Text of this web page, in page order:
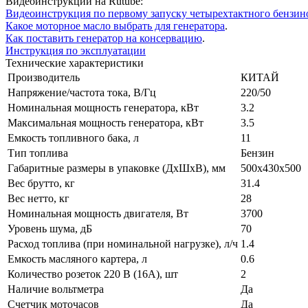
Видеоинструкция по первому запуску четырехтактного
Какое моторное масло выбрать для генератора.
Как поставить генератор на консервацию.
Инструкция по эксплуатации
Технические характеристики
Производитель
КИТАЙ
Напряжение/частота тока, В/Гц
220/50
Номинальная мощность генератора, кВт
3.2
Максимальная мощность генератора, кВт
3.5
Емкость топливного бака, л
11
Тип топлива
Бензин
Габаритные размеры в упаковке (ДхШхВ), мм
500х430х500
Вес брутто, кг
31.4
Вес нетто, кг
28
Номинальная мощность двигателя, Вт
3700
Уровень шума, дБ
70
Расход топлива (при номинальной нагрузке), л/ч 1.4
Емкость масляного картера, л
0.6
Количество розеток 220 В (16А), шт
2
Наличие вольтметра
Да
Счетчик моточасов
Да